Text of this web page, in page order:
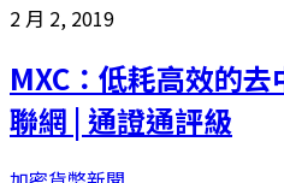
2 月 2, 2019
MXC：低耗高效的
聯網 | 通證通評級